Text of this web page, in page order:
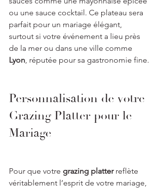
ou une sauce cocktail. Ce plateau sera
parfait pour un mariage élégant,
surtout si votre événement a lieu près
de la mer ou dans une ville comme
Lyon, réputée pour sa gastronomie fine.
Personnalisation de votre
Grazing Platter pour le
Mariage
Pour que votre grazing platter reflète
véritablement l’esprit de votre mariage,